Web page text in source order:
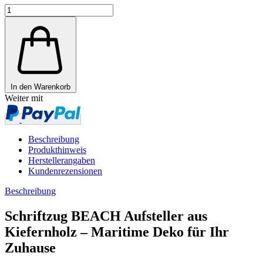
In den Warenkorb
Weiter mit
Beschreibung
Produkthinweis
Herstellerangaben
Kundenrezensionen
Beschreibung
Schriftzug BEACH Aufsteller aus
Kiefernholz – Maritime Deko für Ihr
Zuhause